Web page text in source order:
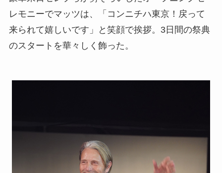
レモニーでマッツは、「コンニチハ東京！戻って
来られて嬉しいです」と笑顔で挨拶。3日間の祭典
のスタートを華々しく飾った。